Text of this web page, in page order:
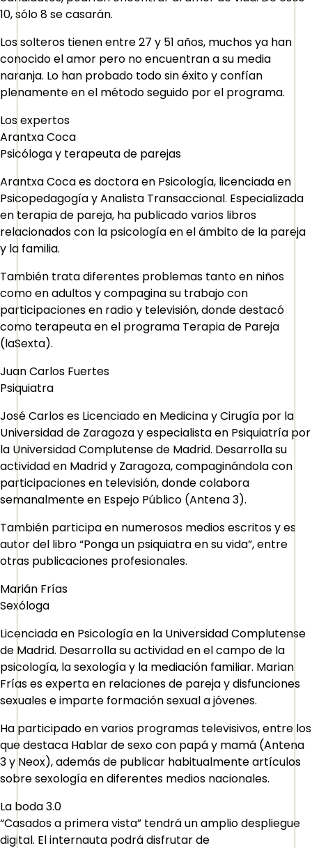
10, sólo 8 se casarán.
Los solteros tienen entre 27 y 51 años, muchos ya han
conocido el amor pero no encuentran a su media
naranja. Lo han probado todo sin éxito y confían
plenamente en el método seguido por el programa.
Los expertos
Arantxa Coca
Psicóloga y terapeuta de parejas
Arantxa Coca es doctora en Psicología, licenciada en
Psicopedagogía y Analista Transaccional. Especializada
en terapia de pareja, ha publicado varios libros
relacionados con la psicología en el ámbito de la pareja
y la familia.
También trata diferentes problemas tanto en niños
como en adultos y compagina su trabajo con
participaciones en radio y televisión, donde destacó
como terapeuta en el programa Terapia de Pareja
(laSexta).
Juan Carlos Fuertes
Psiquiatra
José Carlos es Licenciado en Medicina y Cirugía por la
Universidad de Zaragoza y especialista en Psiquiatría por
la Universidad Complutense de Madrid. Desarrolla su
actividad en Madrid y Zaragoza, compaginándola con
participaciones en televisión, donde colabora
semanalmente en Espejo Público (Antena 3).
También participa en numerosos medios escritos y es
autor del libro “Ponga un psiquiatra en su vida”, entre
otras publicaciones profesionales.
Marián Frías
Sexóloga
Licenciada en Psicología en la Universidad Complutense
de Madrid. Desarrolla su actividad en el campo de la
psicología, la sexología y la mediación familiar. Marian
Frías es experta en relaciones de pareja y disfunciones
sexuales e imparte formación sexual a jóvenes.
Ha participado en varios programas televisivos, entre los
que destaca Hablar de sexo con papá y mamá (Antena
3 y Neox), además de publicar habitualmente artículos
sobre sexología en diferentes medios nacionales.
La boda 3.0
“Casados a primera vista” tendrá un amplio despliegue
digital. El internauta podrá disfrutar de